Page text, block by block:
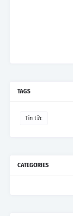
TAGS
Tin tức
CATEGORIES